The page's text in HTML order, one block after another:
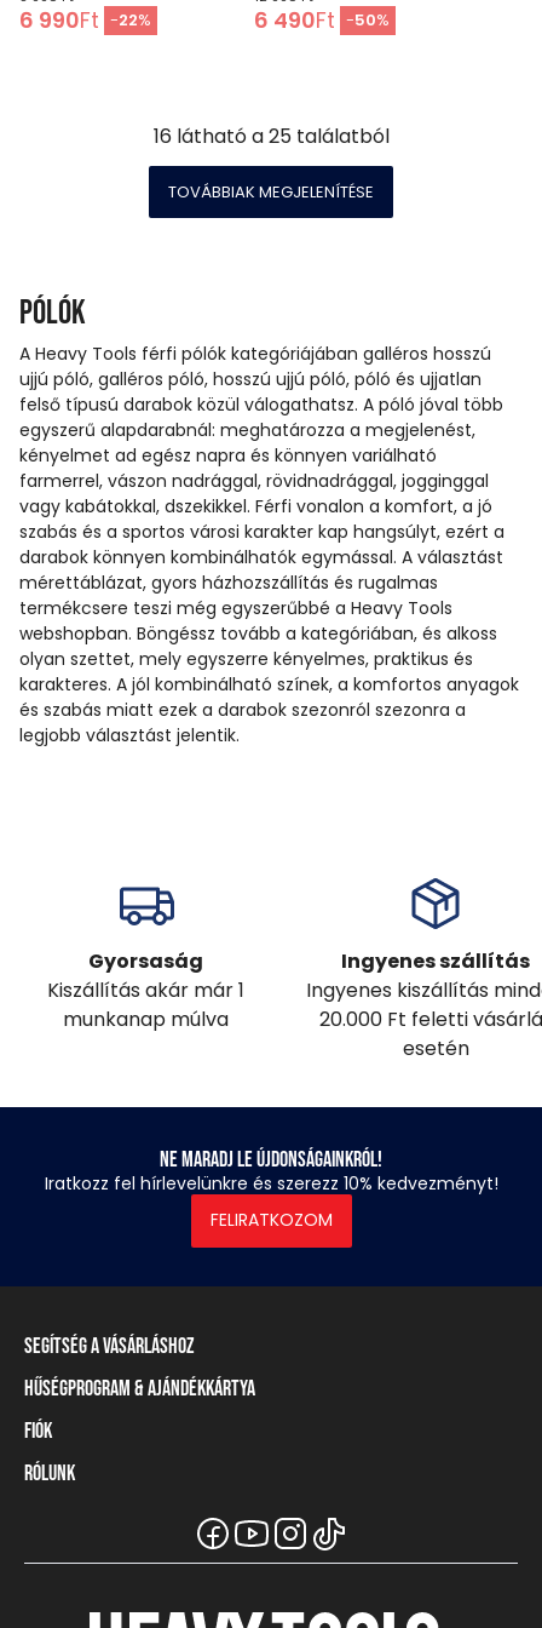
6 990Ft -22% 6 490Ft -50%
16 látható a25találatból
TOVÁBBIAK MEGJELENÍTÉSE
Pólók
A Heavy Tools férfi pólók kategóriájában galléros hosszú
ujjú póló, galléros póló, hosszú ujjú póló, póló és ujjatlan
felső típusú darabok közül válogathatsz. A póló jóval több
egyszerű alapdarabnál: meghatározza a megjelenést,
kényelmet ad egész napra és könnyen variálható
farmerrel, vászon nadrággal, rövidnadrággal, jogginggal
vagy kabátokkal, dszekikkel. Férfi vonalon a komfort, a jó
szabás és a sportos városi karakter kap hangsúlyt, ezért a
darabok könnyen kombinálhatók egymással. A választást
mérettáblázat, gyors házhozszállítás és rugalmas
termékcsere teszi még egyszerűbbé a Heavy Tools
webshopban. Böngéssz tovább a kategóriában, és alkoss
olyan szettet, mely egyszerre kényelmes, praktikus és
karakteres. A jól kombinálható színek, a komfortos anyagok
és szabás miatt ezek a darabok szezonról szezonra a
legjobb választást jelentik.
Gyorsaság
Kiszállítás akár már 1
munkanap múlva
Ingyenes szállítás
Ingyenes kiszállítás
20.000 Ft feletti
esetén
Ne maradj le újdonságainkról!
Iratkozz fel hírlevelünkre és szerezz 10% kedvezményt!
FELIRATKOZOM
Segítség a vásárláshoz
Szállítási információ
Fizetési módok
Mérettáblázat
Üzleteink és viszonteladók
Gyakori kérdések (GYIK)
Hűségprogram & Ajándékkártya
Törzsvásárlói program
Ajándékkártya
Fiók
Belépés / Regisztráció
Rólunk
A Heavy Tools márka
Viszonteladói információ
Széchenyi Terv Plusz